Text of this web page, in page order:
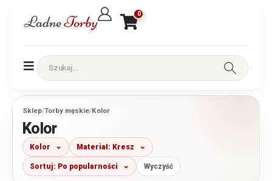
0
Sklep/Torby męskie/Kolor
Kolor
Kolor Materiał: Kresz
Sortuj: Po popularności Wyczyść